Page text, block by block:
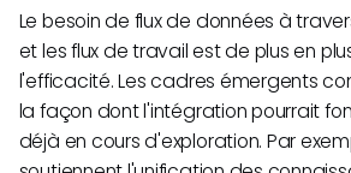
Le besoin de flux de données à
et les flux de travail est de plus en
l'efficacité. Les cadres émergents
la façon dont l'intégration pourrait
déjà en cours d'exploration. Par